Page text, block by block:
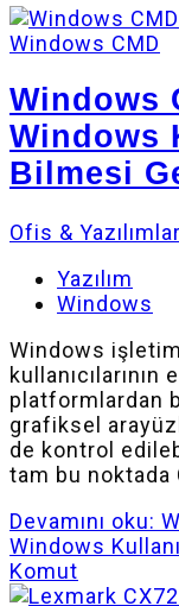
Windows CMD
Windows
Windows
Bilmesi
Ofis & Yazılımlar
Yazılım
Windows
Windows
platformlardan
grafiksel
de kontrol
tam bu noktada
Devamını oku:
Windows
Komut